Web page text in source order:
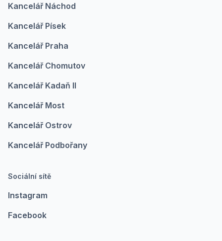
Kancelář Náchod
Kancelář Písek
Kancelář Praha
Kancelář Chomutov
Kancelář Kadaň II
Kancelář Most
Kancelář Ostrov
Kancelář Podbořany
Sociální sítě
Instagram
Facebook